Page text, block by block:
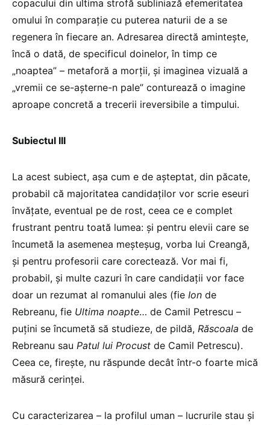
copacului din ultima strofă subliniază efemeritatea
omului în comparație cu puterea naturii de a se
regenera în fiecare an. Adresarea directă amintește,
încă o dată, de specificul doinelor, în timp ce
„noaptea” – metaforă a morții, și imaginea vizuală a
„vremii ce se-așterne-n pale” conturează o imagine
aproape concretă a trecerii ireversibile a timpului.
Subiectul III
La acest subiect, așa cum e de așteptat, din păcate,
probabil că majoritatea candidaților vor scrie eseuri
învățate, eventual pe de rost, ceea ce e complet
frustrant pentru toată lumea: și pentru elevii care se
încumetă la asemenea meșteșug, vorba lui Creangă,
și pentru profesorii care corectează. Vor mai fi,
probabil, și multe cazuri în care candidații vor face
doar un rezumat al romanului ales (fie Ion de
Rebreanu, fie Ultima noapte… de Camil Petrescu –
puțini se încumetă să studieze, de pildă, Răscoala de
Rebreanu sau Patul lui Procust de Camil Petrescu).
Ceea ce, firește, nu răspunde decât într-o foarte mică
măsură cerinței.
Cu caracterizarea – la profilul uman – lucrurile stau și